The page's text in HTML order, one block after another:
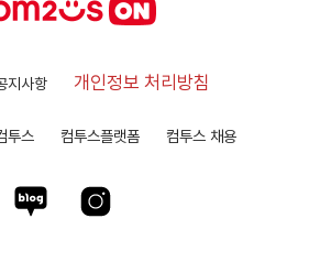
지사항 개인정보 처리방침
투스 컴투스플랫폼 컴투스 채용